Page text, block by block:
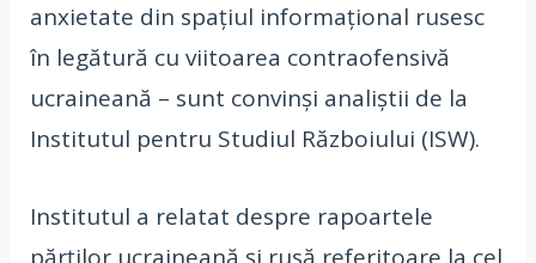
anxietate din spațiul informațional rusesc
în legătură cu viitoarea contraofensivă
ucraineană – sunt convinși analiștii de la
Institutul pentru Studiul Războiului (ISW).
Institutul a relatat despre rapoartele
părților ucraineană și rusă referitoare la cel